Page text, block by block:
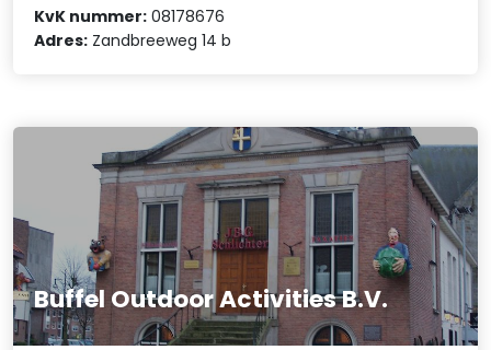
KvK nummer: 08178676
Adres: Zandbreeweg 14 b
Buffel Outdoor Activities B.V.